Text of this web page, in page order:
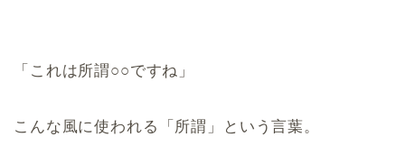
「これは所謂○○ですね」
こんな風に使われる「所謂」という言葉。